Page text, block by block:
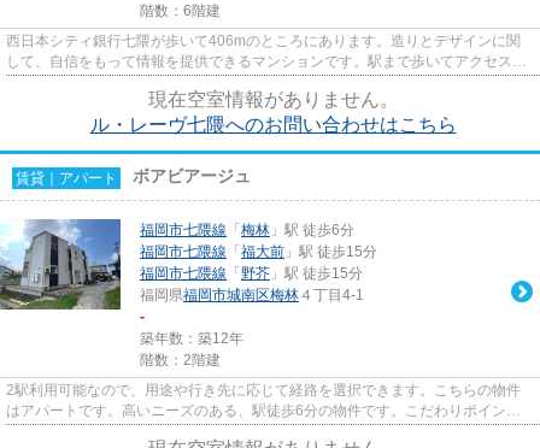
階数：6階建
西日本シティ銀行七隈が歩いて406mのところにあります。造りとデザインに関
して、自信をもって情報を提供できるマンションです。駅まで歩いてアクセスで
現在空室情報がありません。
ル・レーヴ七隈へのお問い合わせはこちら
賃貸｜アパート ボアビアージュ
福岡市七隈線 「 梅林 」駅 徒歩6分
福岡市七隈線 「 福大前 」駅 徒歩15分
福岡市七隈線 「 野芥 」駅 徒歩15分
福岡県福岡市城南区梅林 ４丁目4-1
-
築年数：築12年
階数：2階建
2駅利用可能なので、用途や行き先に応じて経路を選択できます。こちらの物件
はアパートです。高いニーズのある、駅徒歩6分の物件です。こだわりポイント